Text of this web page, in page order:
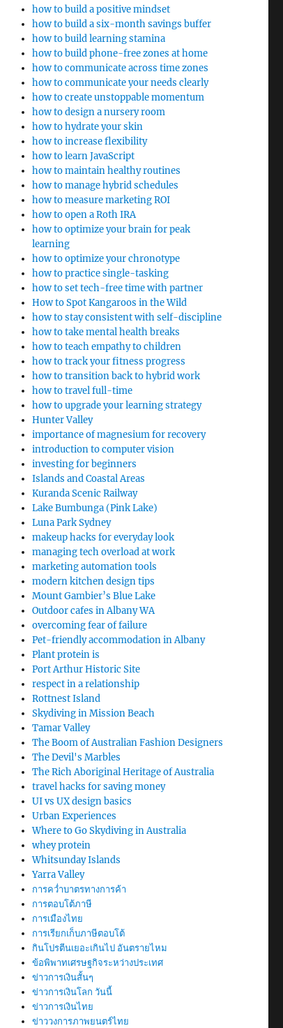
how to build a positive mindset
how to build a six-month savings buffer
how to build learning stamina
how to build phone-free zones at home
how to communicate across time zones
how to communicate your needs clearly
how to create unstoppable momentum
how to design a nursery room
how to hydrate your skin
how to increase flexibility
how to learn JavaScript
how to maintain healthy routines
how to manage hybrid schedules
how to measure marketing ROI
how to open a Roth IRA
how to optimize your brain for peak
learning
how to optimize your chronotype
how to practice single-tasking
how to set tech-free time with partner
How to Spot Kangaroos in the Wild
how to stay consistent with self-discipline
how to take mental health breaks
how to teach empathy to children
how to track your fitness progress
how to transition back to hybrid work
how to travel full-time
how to upgrade your learning strategy
Hunter Valley
importance of magnesium for recovery
introduction to computer vision
investing for beginners
Islands and Coastal Areas
Kuranda Scenic Railway
Lake Bumbunga (Pink Lake)
Luna Park Sydney
makeup hacks for everyday look
managing tech overload at work
marketing automation tools
modern kitchen design tips
Mount Gambier’s Blue Lake
Outdoor cafes in Albany WA
overcoming fear of failure
Pet-friendly accommodation in Albany
Plant protein is
Port Arthur Historic Site
respect in a relationship
Rottnest Island
Skydiving in Mission Beach
Tamar Valley
The Boom of Australian Fashion Designers
The Devil's Marbles
The Rich Aboriginal Heritage of Australia
travel hacks for saving money
UI vs UX design basics
Urban Experiences
Where to Go Skydiving in Australia
whey protein
Whitsunday Islands
Yarra Valley
การคว่ำบาตรทางการค้า
การตอบโต้ภาษี
การเมืองไทย
การเรียกเก็บภาษีตอบโต้
กินโปรตีนเยอะเกินไป อันตรายไหม
ข้อพิพาทเศรษฐกิจระหว่างประเทศ
ข่าวการเงินสั้นๆ
ข่าวการเงินโลก วันนี้
ข่าวการเงินไทย
ข่าววงการภาพยนตร์ไทย